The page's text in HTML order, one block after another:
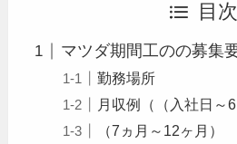
目次
マツダ期間工のの募集
勤務場所
月収例（（入社日～6
（7ヵ月～12ヶ月）